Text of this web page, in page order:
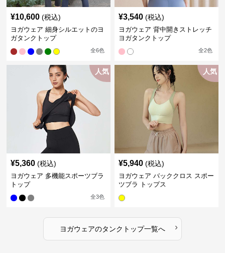
¥10,600 (税込)
ヨガウェア 細身シルエットのヨ
ガタンクトップ
全6色
¥3,540 (税込)
ヨガウェア 背中開きストレッチ
ヨガタンクトップ
全2色
人気
¥5,360 (税込)
ヨガウェア 多機能スポーツブラ
トップ
全3色
人気
¥5,940 (税込)
ヨガウェア バッククロス スポー
ツブラ トップス
ヨガウェアのタンクトップ一覧へ ›